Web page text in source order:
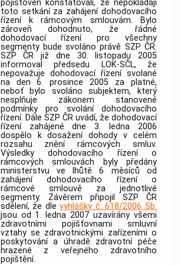
pojišťoven konstatovali, že nepokládají
toto setkání za zahájení dohodovacího
řízení k rámcovým smlouvám. Bylo
zároveň dohodnuto, že řádné
dohodovací řízení pro všechny
segmenty bude svoláno právě SZP ČR.
SZP ČR již dne 30. listopadu 2005
informoval předsedu LOK-SČL, že
nepovažuje dohodovací řízení svolané
na den 6. prosince 2005 za platné,
neboť bylo svoláno subjektem, který
nesplňuje zákonem stanovené
podmínky pro svolání dohodovacího
řízení. Dále SZP ČR uvádí, že dohodovací
řízení zahájené dne 3. ledna 2006
dospělo k dosažení dohody v celém
rozsahu znění rámcových smluv.
Výsledky dohodovacího řízení o
rámcových smlouvách byly předány
ministerstvu ve lhůtě 6 měsíců od
zahájení dohodovacího řízení o
rámcové smlouvě za jednotlivé
segmenty. Závěrem připojil SZP ČR
sdělení, že dlevyhlášky č. 618/2006 Sb.
jsou od 1. ledna 2007 uzavírány všemi
zdravotními pojišťovnami smluvní
vztahy se zdravotnickými zařízeními o
poskytování a úhradě zdravotní péče
hrazené z veřejného zdravotního
pojištění.